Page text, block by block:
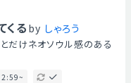
くる by しゃろう
だけネオソウル感のある
2:59~